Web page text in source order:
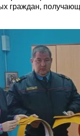
граждан,